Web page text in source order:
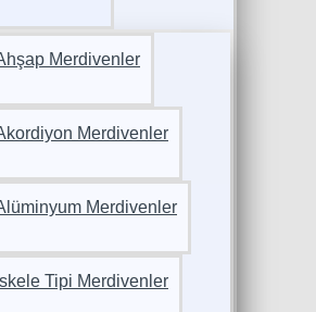
Merdivenler
Merdivenler
Merdivenler
İskele Tipi Merdivenler